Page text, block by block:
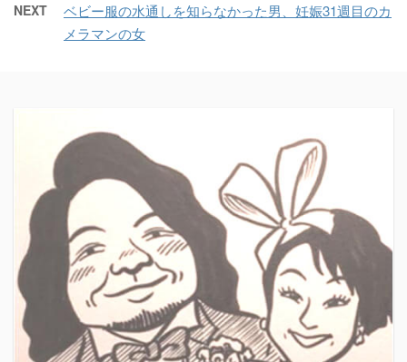
NEXT
ベビー服の水通しを知らなかった男、妊娠31週目のカ
メラマンの女